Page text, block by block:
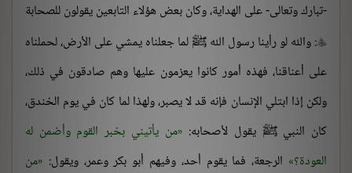
-تبارك وتعالى- على الهداية، وكان بعض هؤلاء التابعين يقولون للصحابة
: والله لو رأينا رسول الله ﷺ لما جعلناه يمشي على الأرض، لحملناه
على أعناقنا، فهذه أمور كانوا يعزمون عليها وهم صادقون في ذلك،
ولكن إذا ابتلي الإنسان فإنه قد لا يصبر، ولهذا لما كان في يوم الخندق،
كان النبي ﷺ يقول لأصحابه: من يأتيني بخبر القوم وأضمن له
العودة؟ الرجعة، فما يقوم أحد، وفيهم أبو بكر وعمر، ويقول: من